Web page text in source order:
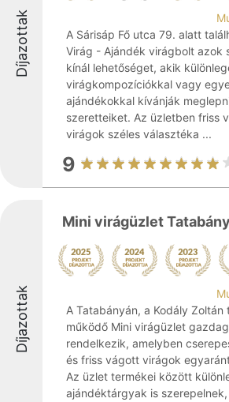
Díjazottak
A Sárisáp Fő utca 79. alatt
Virág - Ajándék virágbolt azok
kínál lehetőséget, akik
virágkompozíciókkal vagy
ajándékokkal kívánják
szeretteiket. Az üzletben friss
virágok széles választéka ...
9
Díjazottak
Mini virágüzlet
A Tatabányán, a Kodály Zoltán
működő Mini virágüzlet
rendelkezik, amelyben
és friss vágott virágok
Az üzlet termékei között
ajándéktárgyak is